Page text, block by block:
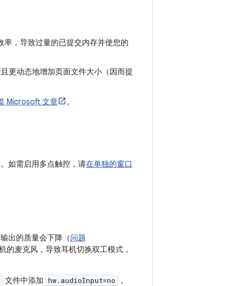
，导致过量的已提交内存并使您的
更动态地增加页面文件大小（因而提
Microsoft 文章 。
如需启用多点触控，请在单独的窗口
出的质量会下降（问题
的麦克风，导致耳机切换双工模式，
文件中添加 hw.audioInput=no
，